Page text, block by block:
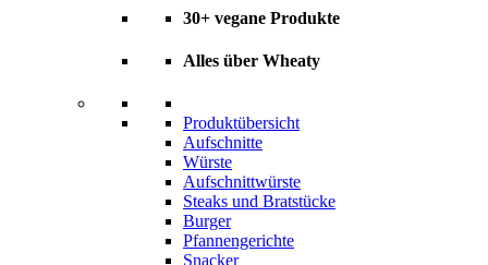
30+ vegane Produkte
Alles über Wheaty
Produktübersicht
Aufschnitte
Würste
Aufschnittwürste
Steaks und Bratstücke
Burger
Pfannengerichte
Snacker